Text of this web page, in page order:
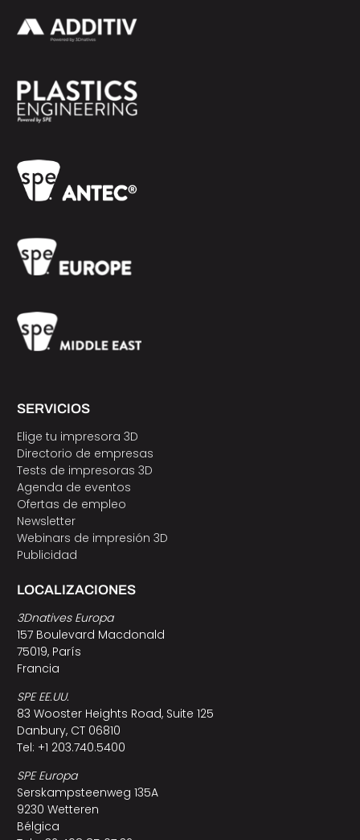
SERVICIOS
Elige tu impresora 3D
Directorio de empresas
Tests de impresoras 3D
Agenda de eventos
Ofertas de empleo
Newsletter
Webinars de impresión 3D
Publicidad
LOCALIZACIONES
3Dnatives Europa
157 Boulevard Macdonald
75019, París
Francia
SPE EE.UU.
83 Wooster Heights Road, Suite 125
Danbury, CT 06810
Tel: +1 203.740.5400
SPE Europa
Serskampsteenweg 135A
9230 Wetteren
Bélgica